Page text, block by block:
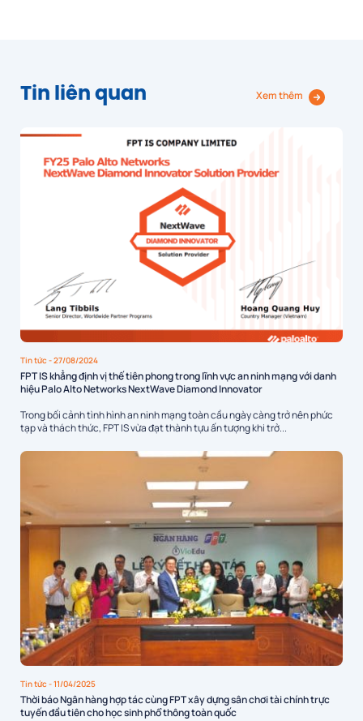
Tin liên quan Xem thêm
Tin tức- 27/08/2024
FPT IS khẳng định vị thế tiên phong trong lĩnh vực an ninh mạng với danh
hiệu Palo Alto Networks NextWave Diamond Innovator
Trong bối cảnh tình hình an ninh mạng toàn cầu ngày càng trở nên phức
tạp và thách thức, FPT IS vừa đạt thành tựu ấn tượng khi trở...
Tin tức- 11/04/2025
Thời báo Ngân hàng hợp tác cùng FPT xây dựng sân chơi tài chính trực
tuyến đầu tiên cho học sinh phổ thông toàn quốc